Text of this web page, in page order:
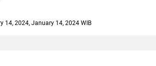
14, 2024, January 14, 2024 WIB